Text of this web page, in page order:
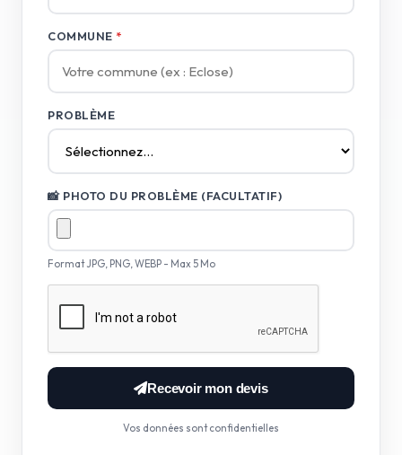
COMMUNE *
PROBLÈME
📸 PHOTO DU PROBLÈME (FACULTATIF)
Format JPG, PNG, WEBP - Max 5 Mo
Recevoir mon devis
Vos données sont confidentielles